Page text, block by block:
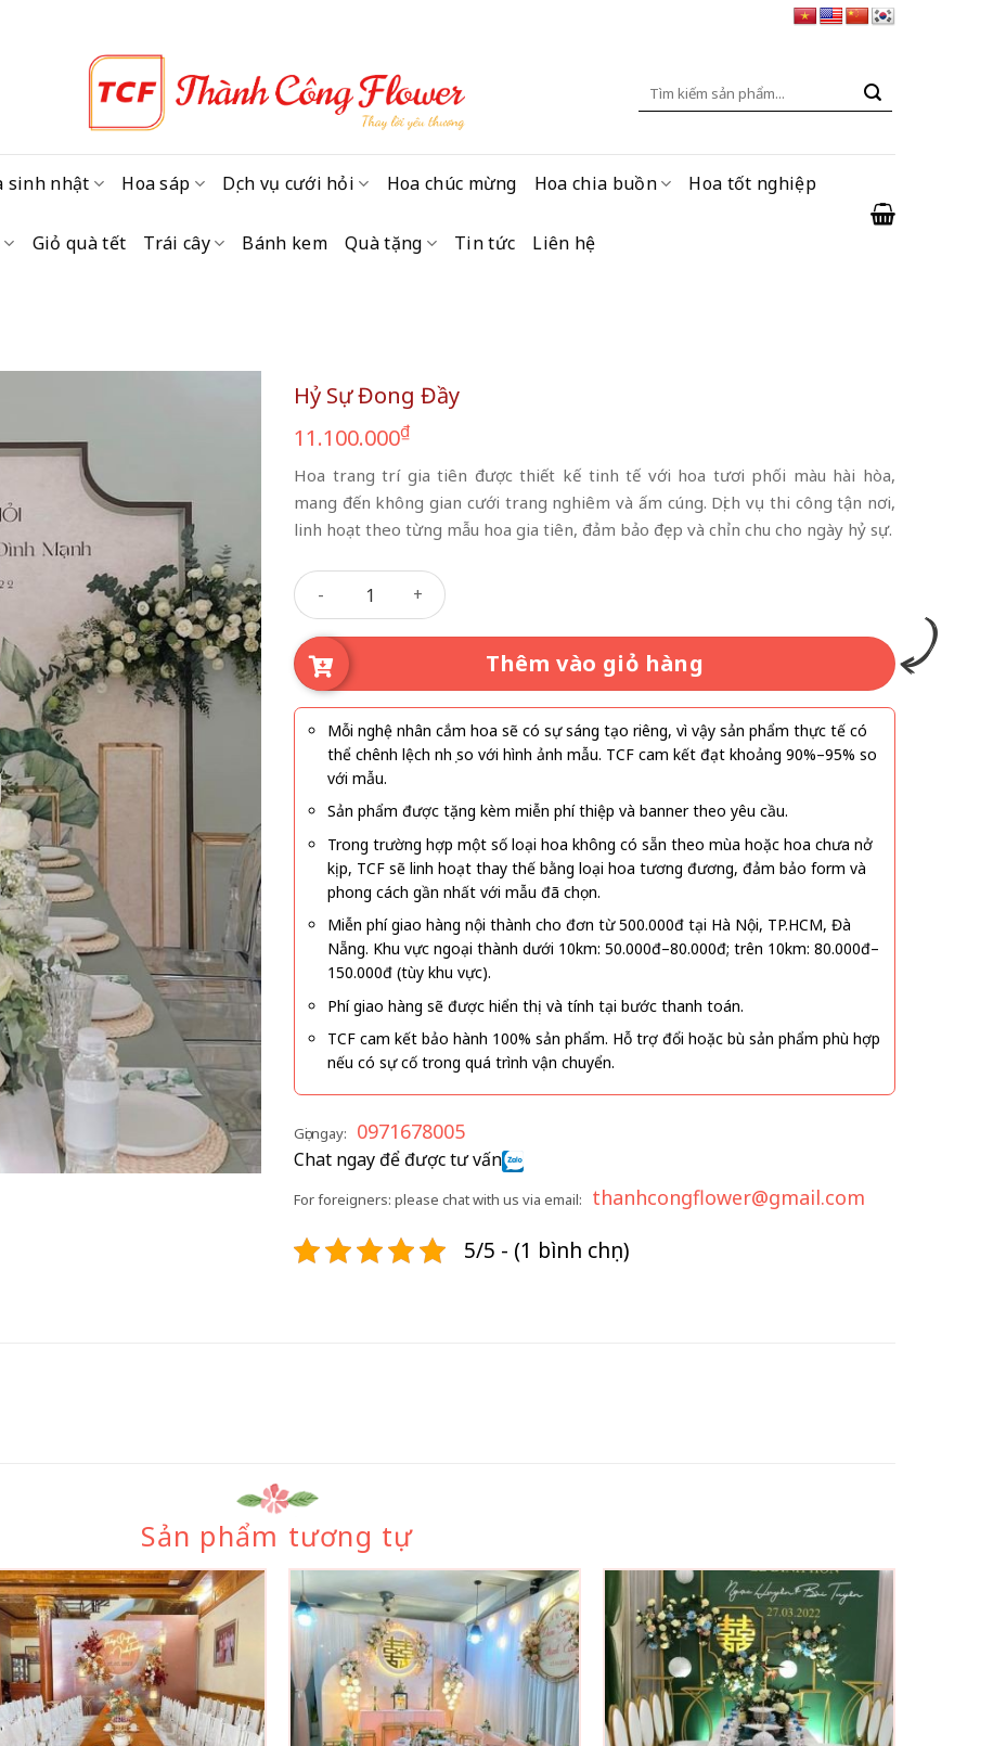
Tìm
sinh nhật Hoa sáp Dịch vụ cưới hỏi Hoa chúc mừng Hoa chia buồn Hoa tốt nghiệp
Giỏ quà tết Trái cây Bánh kem Quà tặng Tin tức Liên hệ
Hỷ Sự Đong Đầy
11.100.000₫
Hoa trang trí gia tiên được thiết kế tinh tế với hoa tươi phối màu hài hòa,
mang đến không gian cưới trang nghiêm và ấm cúng. Dịch vụ thi công tận nơi,
linh hoạt theo từng mẫu hoa gia tiên, đảm bảo đẹp và chỉn chu cho ngày hỷ sự.
Hỷ Sự Đong Đầy số lượng
Thêm vào giỏ hàng
Mỗi nghệ nhân cắm hoa sẽ có sự sáng tạo riêng, vì vậy sản phẩm thực tế có
thể chênh lệch nhẹ so với hình ảnh mẫu. TCF cam kết đạt khoảng 90%–95% so
với mẫu.
Sản phẩm được tặng kèm miễn phí thiệp và banner theo yêu cầu.
Trong trường hợp một số loại hoa không có sẵn theo mùa hoặc hoa chưa nở
kịp, TCF sẽ linh hoạt thay thế bằng loại hoa tương đương, đảm bảo form và
phong cách gần nhất với mẫu đã chọn.
Miễn phí giao hàng nội thành cho đơn từ 500.000đ tại Hà Nội, TP.HCM, Đà
Nẵng. Khu vực ngoại thành dưới 10km: 50.000đ–80.000đ; trên 10km: 80.000đ–
150.000đ (tùy khu vực).
Phí giao hàng sẽ được hiển thị và tính tại bước thanh toán.
TCF cam kết bảo hành 100% sản phẩm. Hỗ trợ đổi hoặc bù sản phẩm phù hợp
nếu có sự cố trong quá trình vận chuyển.
Gọi ngay: 0971678005
Chat ngay để được tư vấn
For foreigners: please chat with us via email: thanhcongflower@gmail.com
5/5 - (1 bình chọn)
Sản phẩm tương tự